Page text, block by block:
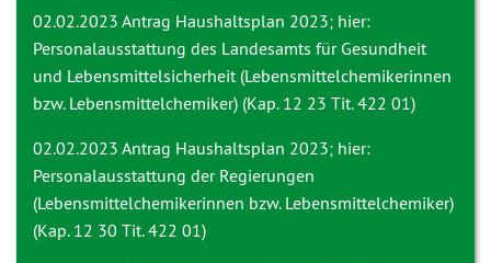
02.02.2023 Antrag Haushaltsplan 2023; hier:
Personalausstattung des Landesamts für Gesundheit
und Lebensmittelsicherheit (Lebensmittelchemikerinnen
bzw. Lebensmittelchemiker) (Kap. 12 23 Tit. 422 01)
02.02.2023 Antrag Haushaltsplan 2023; hier:
Personalausstattung der Regierungen
(Lebensmittelchemikerinnen bzw. Lebensmittelchemiker)
(Kap. 12 30 Tit. 422 01)